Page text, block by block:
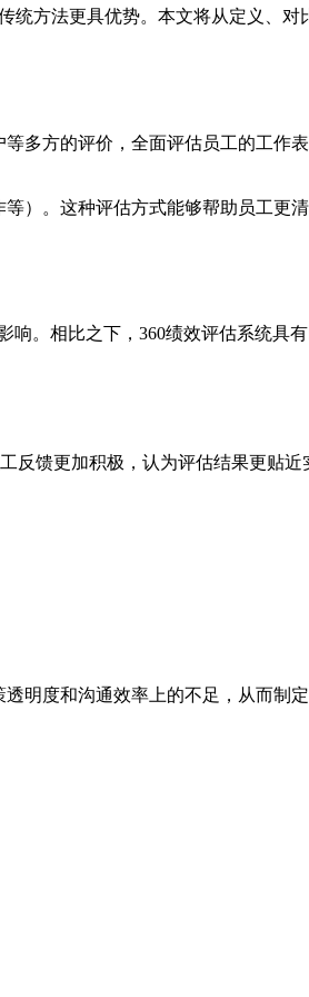
方法更具优势。本文将从定义、
多方的评价，全面评估员工的工作
）。这种评估方式能够帮助员工更
。相比之下，360绩效评估系统具有
反馈更加积极，认为评估结果更贴近
明度和沟通效率上的不足，从而制定